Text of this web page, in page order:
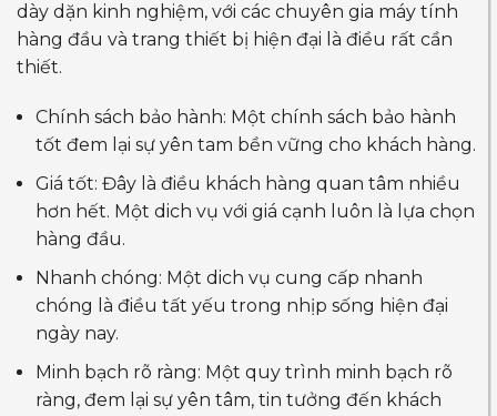
dày dặn kinh nghiệm, với các chuyên gia máy tính
hàng đầu và trang thiết bị hiện đại là điều rất cần
thiết.
Chính sách bảo hành: Một chính sách bảo hành
tốt đem lại sự yên tam bền vững cho khách hàng.
Giá tốt: Đây là điều khách hàng quan tâm nhiều
hơn hết. Một dich vụ với giá cạnh luôn là lựa chọn
hàng đầu.
Nhanh chóng: Một dich vụ cung cấp nhanh
chóng là điều tất yếu trong nhịp sống hiện đại
ngày nay.
Minh bạch rõ ràng: Một quy trình minh bạch rõ
ràng, đem lại sự yên tâm, tin tưởng đến khách